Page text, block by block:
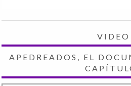
VIDEO
APEDREADOS, EL